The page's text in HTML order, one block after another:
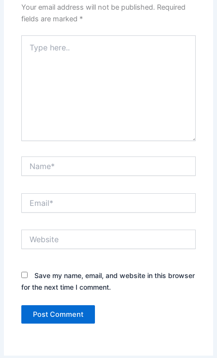
Your email address will not be published. Required
fields are marked *
here..
Save my name, email, and website in this browser
for the next time I comment.